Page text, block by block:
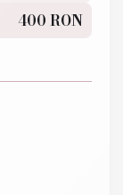
400 RON